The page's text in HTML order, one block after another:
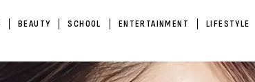
BEAUTY SCHOOL ENTERTAINMENT LIFESTYLE